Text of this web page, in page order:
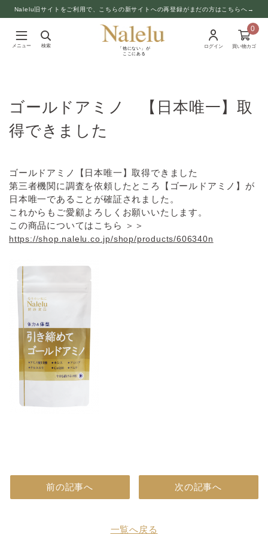
Nalelu旧サイトをご利用で、こちらの新サイトへの再登録がまだの方はこちらへ→
メニュー 検索
「他にない」が
ここにある
ログイン
0
買い物カゴ
ゴールドアミノ 【日本唯一】取
得できました
ゴールドアミノ【日本唯一】取得できました
第三者機関に調査を依頼したところ【ゴールドアミノ】が
日本唯一であることが確証されました。
これからもご愛顧よろしくお願いいたします。
この商品についてはこちら ＞＞
https://shop.nalelu.co.jp/shop/products/606340n
前の記事へ
一覧へ戻る
次の記事へ